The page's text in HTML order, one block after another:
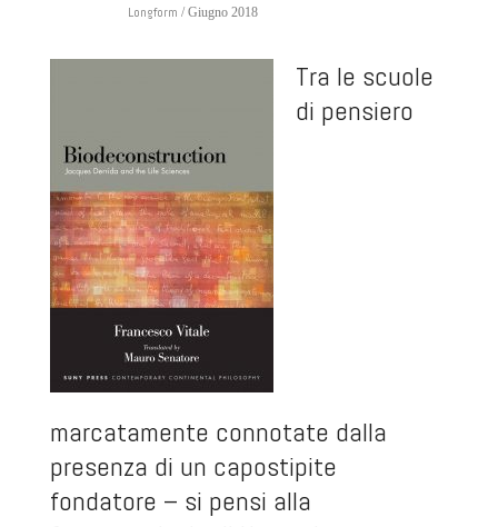
Longform / Giugno 2018
Tra le scuole
di pensiero
marcatamente connotate dalla
presenza di un capostipite
fondatore – si pensi alla